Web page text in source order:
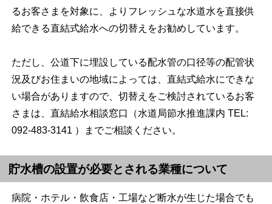
るお客さまを対象に、よりフレッシュな水道水を直接供
給できる直結式給水への切替えをお勧めしています。
ただし、公道下に埋設している配水管の口径等の配管状
況及びお住まいの地域によっては、直結式給水にできな
い場合がありますので、切替えをご検討されているお客
さまは、直結給水相談窓口（水道局節水推進課内 TEL:
092-483-3141 ）までご相談ください。
貯水槽の設置が必要とされる業種について
病院・ホテル・飲食店・工場など断水が生じた場合でも